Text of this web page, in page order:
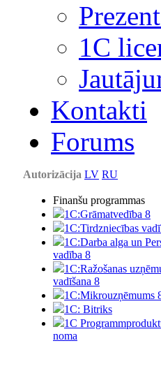
1С
Kontakti
Forums
Autorizācija LV RU
Finanšu programmas
1C:Grāmatvedība 8
1C:Tirdzniecības
1C:Darba alga un
vadība 8
1C:Ražošanas
vadīšana 8
1С:Мikrouzņēmums
1C: Bitriks
1C
noma